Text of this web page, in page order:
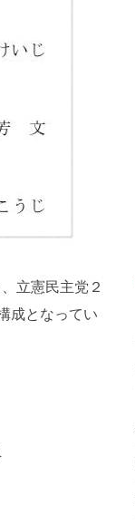
立憲民主党２
成となってい